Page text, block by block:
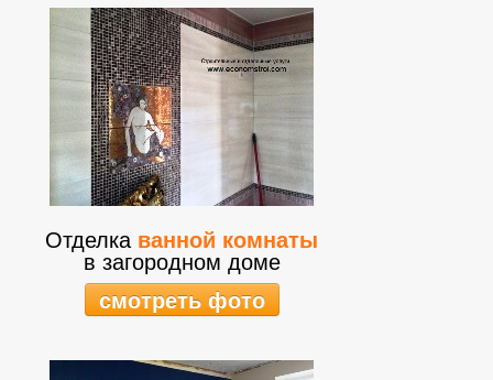
Отделка ванной комнаты
в загородном доме
смотреть фото